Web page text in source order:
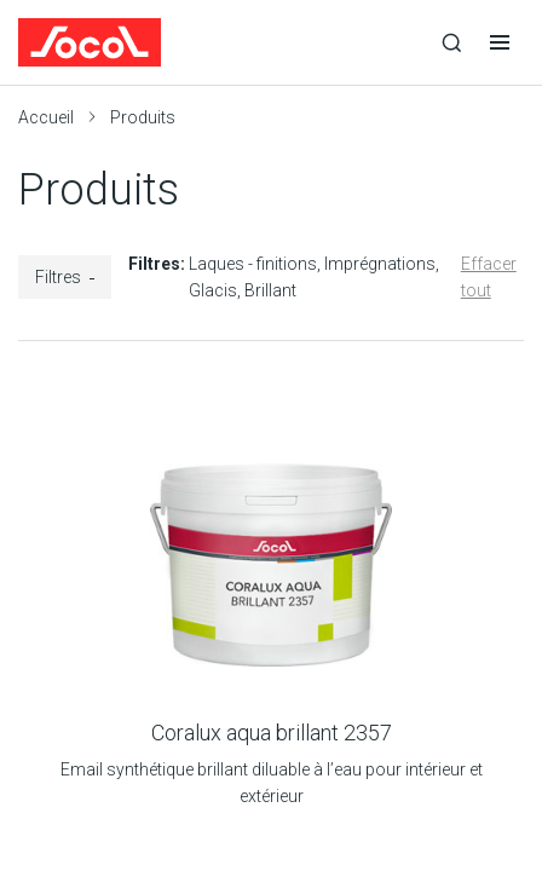
recherche
recherche
navigation
Accueil Produits
Produits
Filtres
Filtres: Laques - finitions
Imprégnations
Glacis Brillant
Effacer
tout
Coralux aqua brillant 2357
Email synthétique brillant diluable à l’eau pour intérieur et
extérieur